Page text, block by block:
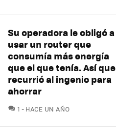
Su operadora le obligó a
usar un router que
consumía más energía
que el que tenía. Así que
recurrió al ingenio para
ahorrar
1 COMENTARIOS
HACE UN AÑO